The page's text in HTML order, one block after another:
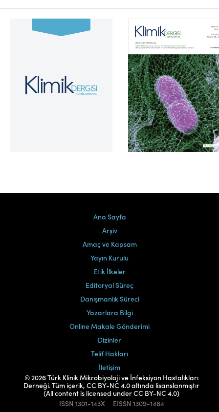
Cilt 39, Sayı 2
Ana Sayfa
Arşiv
Amaç ve Kapsam
Yayın Kurulu
Etik İlkeler
Editoryal Süreç
Danışmanlık Süreci
Yazarlara Bilgi
Online Makale Gönderimi
Dizinler
Telif Hakları
İletişim
© 2026 Türk Klinik Mikrobiyoloji ve İnfeksiyon Hastalıkları
Derneği. Tüm içerik, CC BY-NC 4.0 altında lisanslanmıştır
(All content is licensed under CC BY-NC 4.0)
ISSN 1301-143X EISSN 1309-1484